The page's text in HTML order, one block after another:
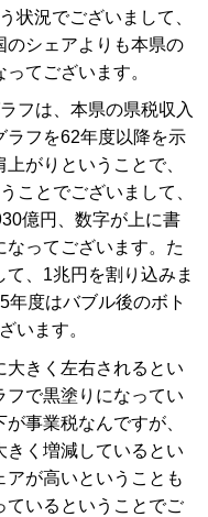
状況でございまして、
のシェアよりも本県の
てございます。
フは、本県の県税収入
ラフを62年度以降を示
がりということで、
ことでございまして、
億円、数字が上に書
ってございます。た
、1兆円を割り込みま
年度はバブル後のボト
います。
大きく左右されるとい
フで黒塗りになってい
事業税なんですが、
きく増減しているとい
アが高いということも
ているということでご